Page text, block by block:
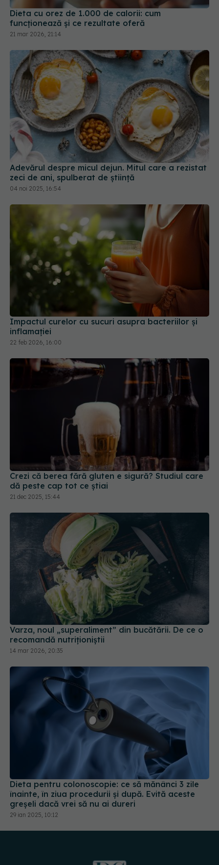
Dieta cu orez de 1.000 de calorii: cum
funcționează și ce rezultate oferă
21 mar 2026, 21:14
Adevărul despre micul dejun. Mitul care a rezistat
zeci de ani, spulberat de știință
04 noi 2025, 16:54
Impactul curelor cu sucuri asupra bacteriilor și
inflamației
22 feb 2026, 16:00
Crezi că berea fără gluten e sigură? Studiul care
dă peste cap tot ce știai
21 dec 2025, 15:44
Varza, noul „superaliment” din bucătării. De ce o
recomandă nutriționiștii
14 mar 2026, 20:35
Dieta pentru colonoscopie: ce să mănânci 3 zile
înainte, în ziua procedurii și după. Evită aceste
greșeli dacă vrei să nu ai dureri
29 ian 2025, 10:12